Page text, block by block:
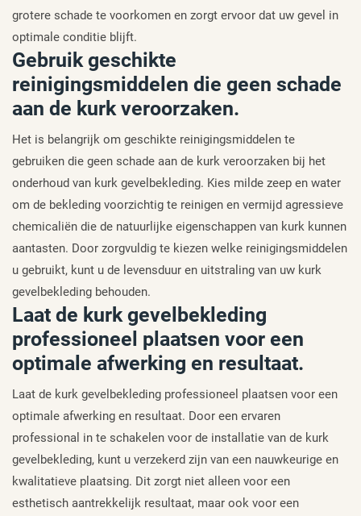
grotere schade te voorkomen en zorgt ervoor dat uw gevel in
optimale conditie blijft.
Gebruik geschikte
reinigingsmiddelen die geen schade
aan de kurk veroorzaken.
Het is belangrijk om geschikte reinigingsmiddelen te
gebruiken die geen schade aan de kurk veroorzaken bij het
onderhoud van kurk gevelbekleding. Kies milde zeep en water
om de bekleding voorzichtig te reinigen en vermijd agressieve
chemicaliën die de natuurlijke eigenschappen van kurk kunnen
aantasten. Door zorgvuldig te kiezen welke reinigingsmiddelen
u gebruikt, kunt u de levensduur en uitstraling van uw kurk
gevelbekleding behouden.
Laat de kurk gevelbekleding
professioneel plaatsen voor een
optimale afwerking en resultaat.
Laat de kurk gevelbekleding professioneel plaatsen voor een
optimale afwerking en resultaat. Door een ervaren
professional in te schakelen voor de installatie van de kurk
gevelbekleding, kunt u verzekerd zijn van een nauwkeurige en
kwalitatieve plaatsing. Dit zorgt niet alleen voor een
esthetisch aantrekkelijk resultaat, maar ook voor een